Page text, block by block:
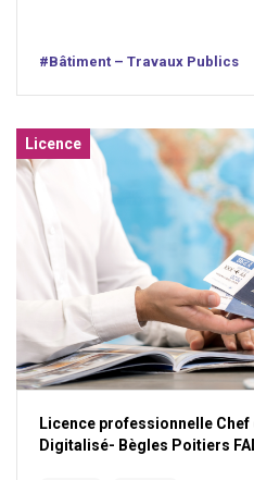
#Bâtiment – Travaux Publics
Licence
Licence professionnelle
Digitalisé- Bègles Poitiers